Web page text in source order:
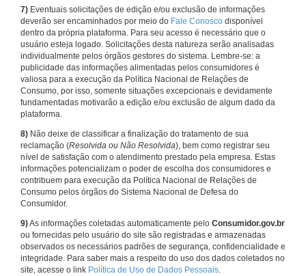
7) Eventuais solicitações de edição e/ou exclusão de informações
deverão ser encaminhados por meio do Fale Conosco disponível
dentro da própria plataforma. Para seu acesso é necessário que o
usuário esteja logado. Solicitações desta natureza serão analisadas
individualmente pelos órgãos gestores do sistema. Lembre-se: a
publicidade das informações alimentadas pelos consumidores é
valiosa para a execução da Política Nacional de Relações de
Consumo, por isso, somente situações excepcionais e devidamente
fundamentadas motivarão a edição e/ou exclusão de algum dado da
plataforma.
8) Não deixe de classificar a finalização do tratamento de sua
reclamação (Resolvida ou Não Resolvida), bem como registrar seu
nível de satisfação com o atendimento prestado pela empresa. Estas
informações potencializam o poder de escolha dos consumidores e
contribuem para execução da Política Nacional de Relações de
Consumo pelos órgãos do Sistema Nacional de Defesa do
Consumidor.
9)As informações coletadas automaticamente pelo Consumidor.gov.br
ou fornecidas pelo usuário do site são registradas e armazenadas
observados os necessários padrões de segurança, confidencialidade e
integridade. Para saber mais a respeito do uso dos dados coletados no
site, acesse o link Política de Uso de Dados Pessoais.